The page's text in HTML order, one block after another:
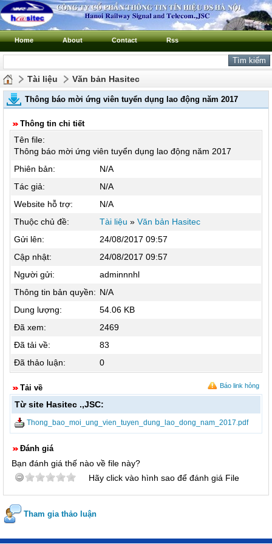
Home About Contact Rss
Tài liệu Văn bản Hasitec
Thông báo mời ứng viên tuyển dụng lao động năm 2017
Thông tin chi tiết
Tên file:
Thông báo mời ứng viên tuyển dụng lao động năm 2017
Phiên bản:
N/A
Tác giả:
N/A
Website hỗ trợ:
N/A
Thuộc chủ đề:
Tài liệu » Văn bản Hasitec
Gửi lên:
24/08/2017 09:57
Cập nhật:
24/08/2017 09:57
Người gửi:
adminnnhl
Thông tin bản quyền: N/A
Dung lượng:
54.06 KB
Đã xem:
2469
Đã tải về:
83
Đã thảo luận:
0
Báo link hỏng
Tải về
Từ site Hasitec .,JSC:
Thong_bao_moi_ung_vien_tuyen_dung_lao_dong_nam_2017.pdf
Đánh giá
Bạn đánh giá thế nào về file này?
Hãy click vào hình sao để đánh giá File
Tham gia thảo luận